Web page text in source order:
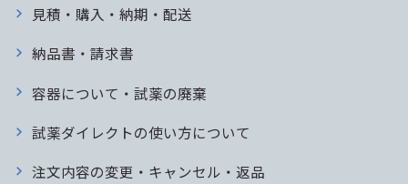
見積・購入・納期・配送
納品書・請求書
容器について・試薬の廃棄
試薬ダイレクトの使い方について
注文内容の変更・キャンセル・返品